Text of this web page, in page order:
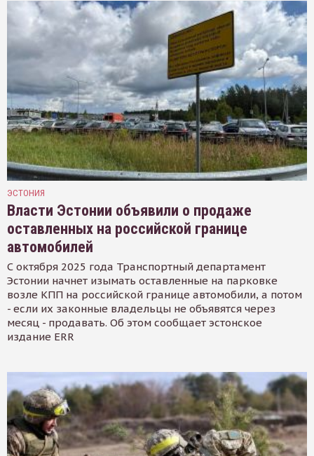
ЭСТОНИЯ
Власти Эстонии объявили о продаже
оставленных на российской границе
автомобилей
С октября 2025 года Транспортный департамент
Эстонии начнет изымать оставленные на парковке
возле КПП на российской границе автомобили, а потом
- если их законные владельцы не объявятся через
месяц - продавать. Об этом сообщает эстонское
издание ERR